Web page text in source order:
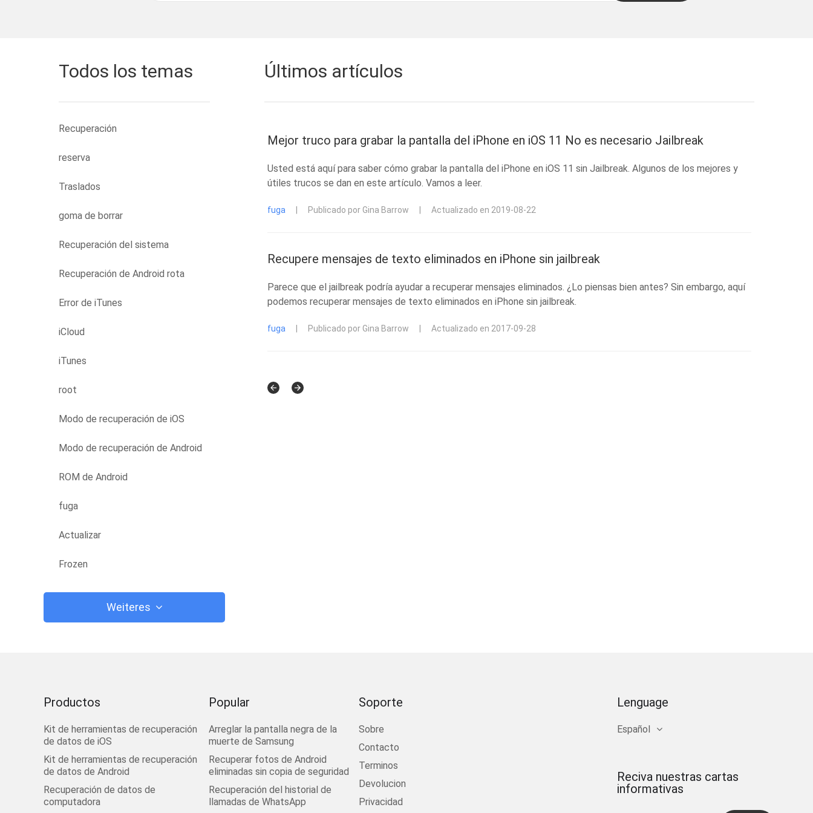
Todos los temas
Recuperación
reserva
Traslados
goma de borrar
Recuperación del sistema
Recuperación de Android rota
Error de iTunes
iCloud
iTunes
root
Modo de recuperación de iOS
Modo de recuperación de Android
ROM de Android
fuga
Actualizar
Frozen
Weiteres
Últimos artículos
Mejor truco para grabar la pantalla del iPhone en iOS 11 No es necesario Jailbreak
Usted está aquí para saber cómo grabar la pantalla del iPhone en iOS 11 sin Jailbreak. Algunos de los mejores y
útiles trucos se dan en este artículo. Vamos a leer.
fuga Publicado por Gina Barrow Actualizado en 2019-08-22
Recupere mensajes de texto eliminados en iPhone sin jailbreak
Parece que el jailbreak podría ayudar a recuperar mensajes eliminados. ¿Lo piensas bien antes? Sin embargo, aquí
podemos recuperar mensajes de texto eliminados en iPhone sin jailbreak.
fuga Publicado por Gina Barrow Actualizado en 2017-09-28
Productos
Kit de herramientas de recuperación
de datos de iOS
Kit de herramientas de recuperación
de datos de Android
Recuperación de datos de
computadora
Popular
Arreglar la pantalla negra de la
muerte de Samsung
Recuperar fotos de Android
eliminadas sin copia de seguridad
Recuperación del historial de
llamadas de WhatsApp
Soporte
Sobre
Contacto
Terminos
Devolucion
Privacidad
Lenguage
Español
Reciva nuestras cartas
informativas